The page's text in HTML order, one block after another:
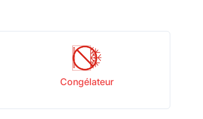
Congélateur